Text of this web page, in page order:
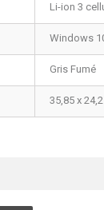
Li-ion 3
Windows
Gris Fumé
35,85 x